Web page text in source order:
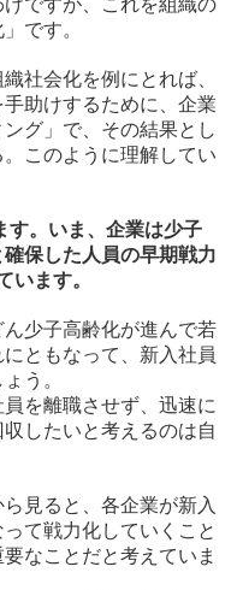
です。
社会化を例にとれば、
助けするために、企業
グ」で、その結果とし
このように理解してい
。いま、企業は少子
保した人員の早期戦力
います。
ん少子高齢化が進んで若
ともなって、新入社員
う。
を離職させず、迅速に
したいと考えるのは自
見ると、各企業が新入
て戦力化していくこと
なことだと考えていま